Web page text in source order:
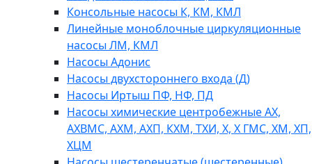
Консольные насосы К, КМ, КМЛ
Линейные моноблочные циркуляционные
насосы ЛМ, КМЛ
Насосы Адонис
Насосы двухстороннего входа (Д)
Насосы Иртыш ПФ, НФ, ПД
Насосы химические центробежные АХ,
АХВМС, АХМ, АХП, КХМ, ТХИ, Х, Х ГМС, ХМ, ХП,
ХЦМ